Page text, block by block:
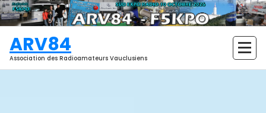
Aller
au
contenu
ARV84
Association des Radioamateurs Vauclusiens